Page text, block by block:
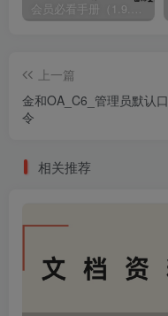
会员必看手册（1.9.0版本 26.4.5更新）
上一篇
金和OA_C6_管理员默认口
令
相关推荐